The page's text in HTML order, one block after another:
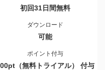
初回31日間無料
ダウンロード
可能
ポイント付与
（無料トライアル） 付与